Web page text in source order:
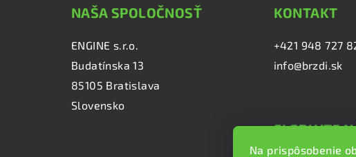
Na prispôsobenie
NAŠA SPOLOČNOSŤ
ENGINE s.r.o.
Budatínska 13
85105 Bratislava
Slovensko
KONTAKT
+421 948 727
info@brzdi.sk
SLEDUJTE